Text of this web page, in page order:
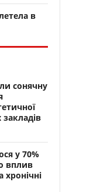
в
сонячну
закладів
у 70%
вплив
хронічні